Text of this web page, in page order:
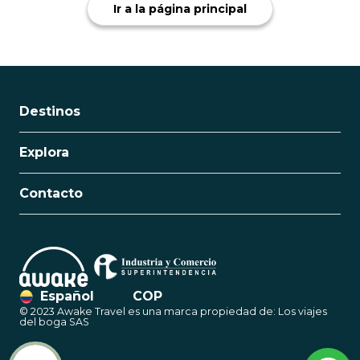
Ir a la página principal
Destinos
Explora
Contacto
Español COP
© 2023 Awake Travel es una marca propiedad de: Los viajes
del boga SAS